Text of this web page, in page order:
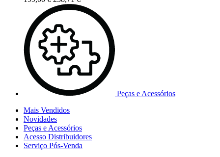
Peças e Acessórios
Mais Vendidos
Novidades
Peças e Acessórios
Acesso Distribuidores
Serviço Pós-Venda